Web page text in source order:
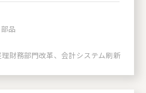
品
財務部門改革、会計システム刷新